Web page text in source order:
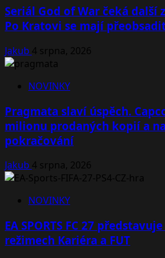
Seriál God of War čeká další
Po Kratovi se mají
Jakub 4 srpna, 2026
NOVINKY
Pragmata slaví úspěch.
milionu prodaných kopií a
pokračování
Jakub 4 srpna, 2026
NOVINKY
EA SPORTS FC 27
režimech Kariéra a FUT